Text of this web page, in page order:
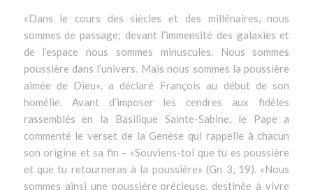
«Dans le cours des siècles et des millénaires, nous
sommes de passage; devant l’immensité des galaxies et
de l’espace nous sommes minuscules. Nous sommes
poussière dans l’univers. Mais nous sommes la poussière
aimée de Dieu», a déclaré François au début de son
homélie. Avant d’imposer les cendres aux fidèles
rassemblés en la Basilique Sainte-Sabine, le Pape a
commenté le verset de la Genèse qui rappelle à chacun
son origine et sa fin – «Souviens-toi que tu es poussière
et que tu retourneras à la poussière» (Gn 3, 19). «Nous
sommes ainsi une poussière précieuse, destinée à vivre